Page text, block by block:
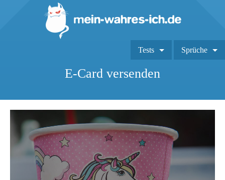
Tests Sprüche
E-Card versenden